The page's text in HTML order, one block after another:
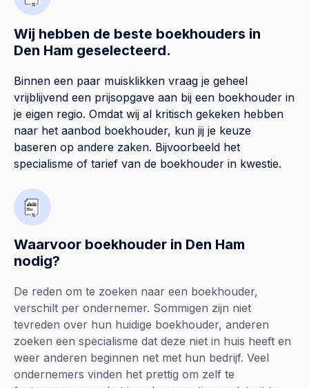
Wij hebben de beste boekhouders in
Den Ham geselecteerd.
Binnen een paar muisklikken vraag je geheel
vrijblijvend een prijsopgave aan bij een boekhouder in
je eigen regio. Omdat wij al kritisch gekeken hebben
naar het aanbod boekhouder, kun jij je keuze
baseren op andere zaken. Bijvoorbeeld het
specialisme of tarief van de boekhouder in kwestie.
Waarvoor boekhouder in Den Ham
nodig?
De reden om te zoeken naar een boekhouder,
verschilt per ondernemer. Sommigen zijn niet
tevreden over hun huidige boekhouder, anderen
zoeken een specialisme dat deze niet in huis heeft en
weer anderen beginnen net met hun bedrijf. Veel
ondernemers vinden het prettig om zelf te